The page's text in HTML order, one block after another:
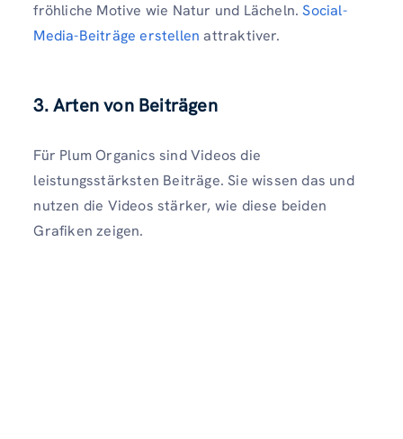
fröhliche Motive wie Natur und Lächeln.Social-
Media-Beiträge erstellen attraktiver.
3. Arten von Beiträgen
Für Plum Organics sind Videos die
leistungsstärksten Beiträge. Sie wissen das und
nutzen die Videos stärker, wie diese beiden
Grafiken zeigen.